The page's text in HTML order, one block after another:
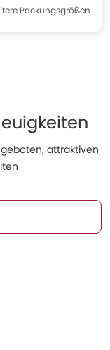
Packungsgrößen
attraktiven